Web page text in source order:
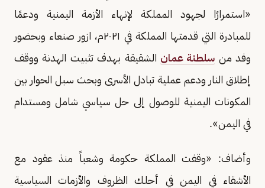
«استمرارًا لجهود المملكة لإنهاء الأزمة اليمنية ودعمًا
للمبادرة التي قدمتها المملكة في ٢٠٢١م، ازور صنعاء وبحضور
وفد من سلطنة عمان الشقيقة بهدف تثبيت الهدنة ووقف
إطلاق النار ودعم عملية تبادل الأسرى وبحث سبل الحوار بين
المكونات اليمنية للوصول إلى حل سياسي شامل ومستدام
في اليمن».
وأضاف: «وقفت المملكة حكومة وشعباً منذ عقود مع
الأشقاء في اليمن في أحلك الظروف والأزمات السياسية